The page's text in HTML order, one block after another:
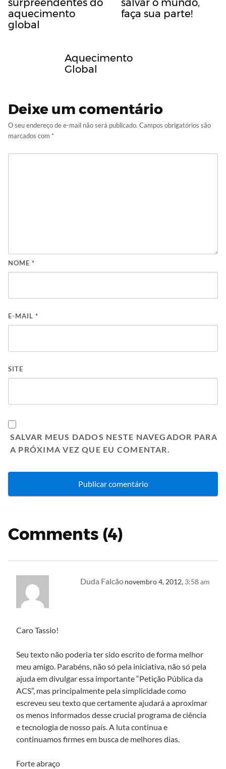
surpreendentes do
aquecimento
global
salvar o mundo,
faça sua parte!
Aquecimento
Global
Deixe um comentário
O seu endereço de e-mail não será publicado. Campos obrigatórios são
marcados com *
NOME *
E-MAIL *
SITE
SALVAR MEUS DADOS NESTE NAVEGADOR PARA
A PRÓXIMA VEZ QUE EU COMENTAR.
Comments (4)
Duda Falcãonovembro 4, 2012, 3:58 am
Caro Tassio!
Seu texto não poderia ter sido escrito de forma melhor
meu amigo. Parabéns, não só pela iniciativa, não só pela
ajuda em divulgar essa importante “Petição Pública da
ACS”, mas principalmente pela simplicidade como
escreveu seu texto que certamente ajudará a aproximar
os menos informados desse crucial programa de ciência
e tecnologia de nosso país. A luta continua e
continuamos firmes em busca de melhores dias.
Forte abraço